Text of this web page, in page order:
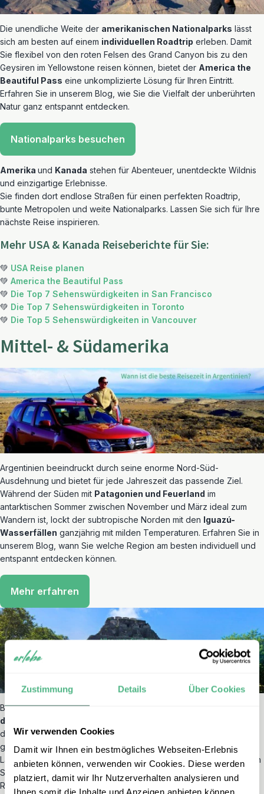
Zustimmung Details Über Cookies
Wir verwenden Cookies
Damit wir Ihnen ein bestmögliches Webseiten-Erlebnis
anbieten können, verwenden wir Cookies. Diese werden
platziert, damit wir Ihr Nutzerverhalten analysieren und
Ihnen somit die Inhalte und Anzeigen anbieten können,
Die unendliche Weite der amerikanischen Nationalparks lässt
sich am besten auf einem individuellen Roadtrip erleben. Damit
Sie flexibel von den roten Felsen des Grand Canyon bis zu den
Geysiren im Yellowstone reisen können, bietet der America the
Beautiful Pass eine unkomplizierte Lösung für Ihren Eintritt.
Erfahren Sie in unserem Blog, wie Sie die Vielfalt der unberührten
Natur ganz entspannt entdecken.
Nationalparks besuchen
Amerika und Kanada stehen für Abenteuer, unentdeckte Wildnis
und einzigartige Erlebnisse.
Sie finden dort endlose Straßen für einen perfekten Roadtrip,
bunte Metropolen und weite Nationalparks. Lassen Sie sich für Ihre
nächste Reise inspirieren.
Mehr USA & Kanada Reiseberichte für Sie:
💚 USA Reise planen
💚 America the Beautiful Pass
💚 Die Top 7 Sehenswürdigkeiten in San Francisco
💚 Die Top 7 Sehenswürdigkeiten in Toronto
💚 Die Top 5 Sehenswürdigkeiten in Vancouver
Mittel- & Südamerika
Argentinien beeindruckt durch seine enorme Nord-Süd-
Ausdehnung und bietet für jede Jahreszeit das passende Ziel.
Während der Süden mit Patagonien und Feuerland im
antarktischen Sommer zwischen November und März ideal zum
Wandern ist, lockt der subtropische Norden mit den Iguazú-
Wasserfällen ganzjährig mit milden Temperaturen. Erfahren Sie in
unserem Blog, wann Sie welche Region am besten individuell und
entspannt entdecken können.
Mehr erfahren
Belize vereint das entspannte
dichten Regenwäldern
den bunten Korallengärten am
geheimnisvollenMaya-Stättenim Landesinneren bietet dieses
Land eine faszinierende Vielfalt für Ihre individuelle Reise. Erfahren
Sie in unserem Blogartikel alles Wissenswerte über die beste
Reisezeit, lokale Besonderheiten und unsere persönlichen